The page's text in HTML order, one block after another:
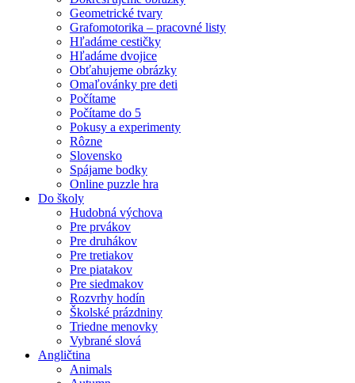
Geometrické tvary
Grafomotorika – pracovné listy
Hľadáme cestičky
Hľadáme dvojice
Obťahujeme obrázky
Omaľovánky pre deti
Počítame
Počítame do 5
Pokusy a experimenty
Rôzne
Slovensko
Spájame bodky
Online puzzle hra
Do školy
Hudobná výchova
Pre prvákov
Pre druhákov
Pre tretiakov
Pre piatakov
Pre siedmakov
Rozvrhy hodín
Školské prázdniny
Triedne menovky
Vybrané slová
Angličtina
Animals